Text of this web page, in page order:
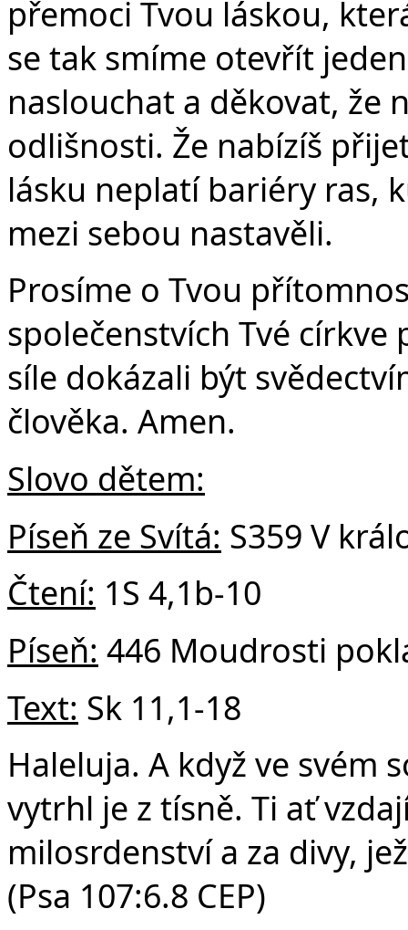
přemoci Tvou láskou,
se tak smíme otevřít
naslouchat a děkovat, že
odlišnosti. Že nabízíš
lásku neplatí bariéry ras,
mezi sebou nastavěli.
Prosíme o Tvou
společenstvích Tvé církve
síle dokázali být
člověka. Amen.
Slovo dětem:
Píseň ze Svítá: S359 V
Čtení: 1S 4,1b-10
Píseň: 446 Moudrosti
Text: Sk 11,1-18
Haleluja. A když ve svém
vytrhl je z tísně. Ti ať
milosrdenství a za divy,
(Psa 107:6.8 CEP)